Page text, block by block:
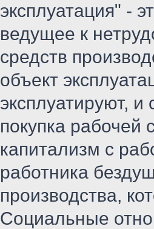
эксплуатация" -
ведущее к
средств
объект
эксплуатируют,
покупка рабочей
капитализм с
работника
производства,
Социальные